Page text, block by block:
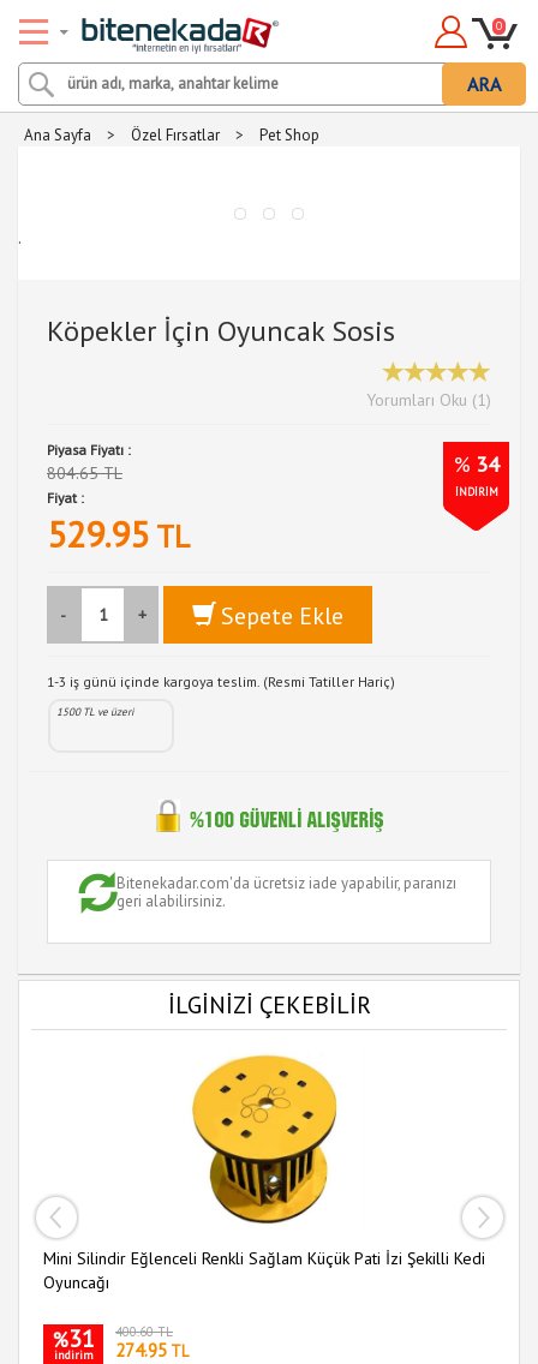
ARA
0
Ana Sayfa > Özel Fırsatlar > Pet Shop
.
Köpekler İçin Oyuncak Sosis
Yorumları Oku (1)
Piyasa Fiyatı :
804.65 TL % 34
İNDİRİM
Fiyat :
529.95 TL
- + Sepete Ekle
1-3 iş günü içinde kargoya teslim. (Resmi Tatiller Hariç)
1500 TL ve üzeri
Bitenekadar.com'da ücretsiz iade yapabilir, paranızı
geri alabilirsiniz.
İLGİNİZİ ÇEKEBİLİR
Mini Silindir Eğlenceli Renkli Sağlam Küçük Pati İzi Şekilli Kedi
Oyuncağı
%31
indirim
400.60 TL
274.95 TL